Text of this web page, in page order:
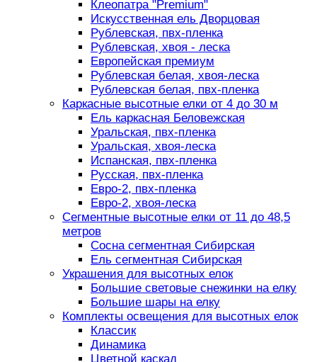
Клеопатра "Premium"
Искусственная ель Дворцовая
Рублевская, пвх-пленка
Рублевская, хвоя - леска
Европейская премиум
Рублевская белая, хвоя-леска
Рублевская белая, пвх-пленка
Каркасные высотные елки от 4 до 30 м
Ель каркасная Беловежская
Уральская, пвх-пленка
Уральская, хвоя-леска
Испанская, пвх-пленка
Русская, пвх-пленка
Евро-2, пвх-пленка
Евро-2, хвоя-леска
Сегментные высотные елки от 11 до 48,5
метров
Сосна сегментная Сибирская
Ель сегментная Сибирская
Украшения для высотных елок
Большие световые снежинки на елку
Большие шары на елку
Комплекты освещения для высотных елок
Классик
Динамика
Цветной каскад